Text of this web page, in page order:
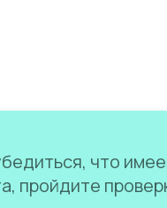
что
пройдите